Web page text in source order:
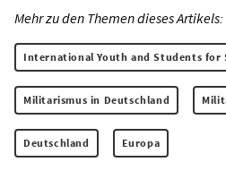
Mehr zu den Themen dieses Artikels:
International Youth and Students for
Militarismus in Deutschland
Deutschland Europa